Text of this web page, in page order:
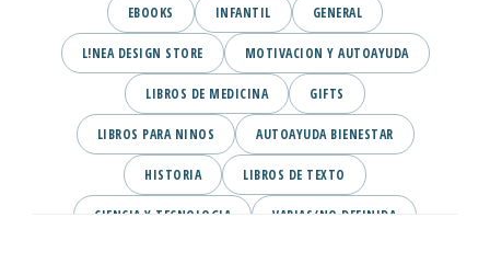
EBOOKS INFANTIL GENERAL
L!NEA DESIGN STORE MOTIVACION Y AUTOAYUDA
LIBROS DE MEDICINA GIFTS
LIBROS PARA NINOS AUTOAYUDA BIENESTAR
HISTORIA LIBROS DE TEXTO
CIENCIA Y TECNOLOGIA VARIAS/NO DEFINIDA